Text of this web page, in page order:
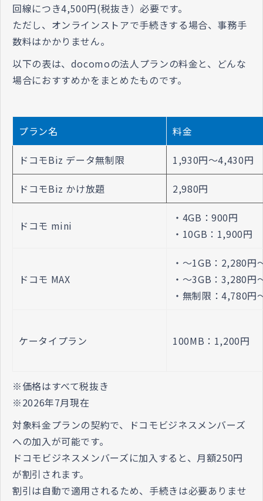
回線につき4,500円(税抜き）必要です。
ただし、オンラインストアで手続きする場合、事務手
数料はかかりません。
以下の表は、docomoの法人プランの料金と、どんな
場合におすすめかをまとめたものです。
プラン名 料金
ドコモBiz データ無制限 1,930円～4,430円
ドコモBiz かけ放題 2,980円
ドコモ mini
・4GB：900円
・10GB：1,900円
ドコモ MAX
・～1GB：2,280円
・～3GB：3,280円
・無制限：4,780円
ケータイプラン 100MB：1,200円
※価格はすべて税抜き
※2026年7月現在
対象料金プランの契約で、ドコモビジネスメンバーズ
への加入が可能です。
ドコモビジネスメンバーズに加入すると、月額250円
が割引されます。
割引は自動で適用されるため、手続きは必要ありませ